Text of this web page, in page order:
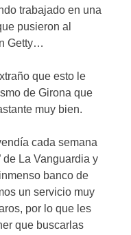
trabajado en una
pusieron al
Getty…
que esto le
de Girona que
muy bien.
cada semana
de La Vanguardia y
banco de
un servicio muy
por lo que les
que buscarlas